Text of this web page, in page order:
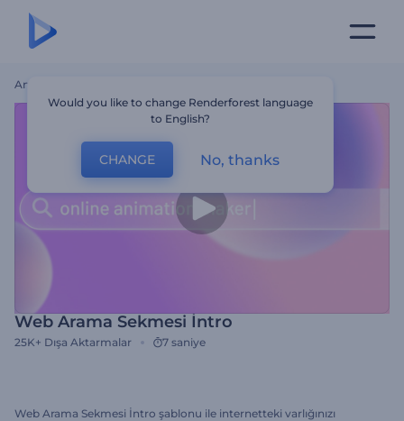
Ana Sayfa
Web Arama Sekmesi İntro
25K+ Dışa Aktarmalar 7 saniye
Web Arama Sekmesi İntro şablonu ile internetteki varlığınızı
Would you like to change Renderforest language
to English?
CHANGE No, thanks